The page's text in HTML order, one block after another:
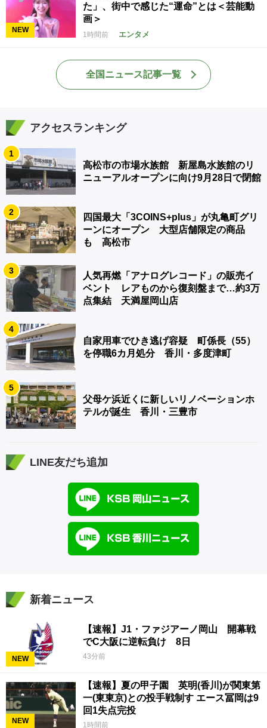
NEW
た」、街中で感じた“運命”とは＜芸能動
画＞
1時間前 エンタメ
全国ニュース記事一覧
アクセスランキング
1
高松市の市場水族館 新屋島水族館のリ
ニューアルオープンに向け9月28日で閉館
2
四国最大「3COINS+plus」が丸亀町グリ
ーンにオープン 大型店舗限定の商品
も 高松市
3
人気再燃「アナログレコード」の販売イ
ベント レアものから復刻盤まで…約3万
点集結 天満屋岡山店
4
自家用車でひき逃げ容疑 町係長（55）
を停職6カ月処分 香川・多度津町
5
父母ケ浜近くに新しいリノベーションホ
テルが誕生 香川・三豊市
LINE友だち追加
新着ニュース
NEW
【速報】J1・ファジアーノ岡山 開幕戦
でC大阪に逆転負け 8日
43分前
NEW
【速報】夏の甲子園 英明(香川)が関東第
一(東東京)との投手戦制す エース冨岡は9
回1失点完投
1時間前